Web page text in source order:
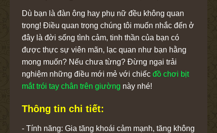
Dù bạn là đàn ông hay phụ nữ đều không quan
trọng! Điều quan trọng chúng tôi muốn nhắc đến ở
đây là đời sống tình cảm, tinh thần của bạn có
được thực sự viên mãn, lạc quan như bạn hằng
mong muốn? Nếu chưa từng? Đừng ngại trải
nghiệm những điều mới mẻ với chiếc đồ chơi bịt
mắt trói tay chân trên giường này nhé!
Thông tin chi tiết:
- Tính năng: Gia tăng khoái cảm mạnh, tăng không